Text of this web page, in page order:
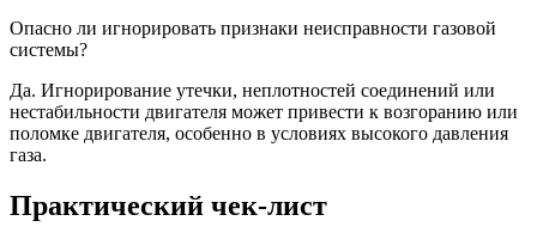
Опасно ли игнорировать признаки неисправности газовой
системы?
Да. Игнорирование утечки, неплотностей соединений или
нестабильности двигателя может привести к возгоранию или
поломке двигателя, особенно в условиях высокого давления
газа.
Практический чек-лист